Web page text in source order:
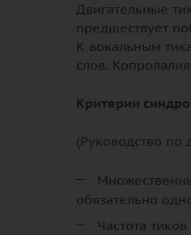
Двигательные
предшествует
К вокальным
слов.
Критерии
(Руководство по
обязательно
Частота